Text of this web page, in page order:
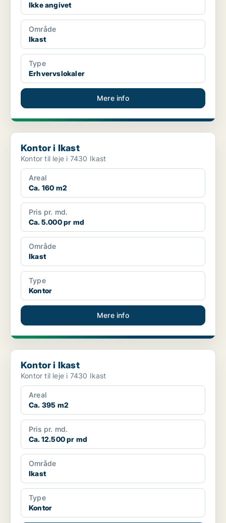
Ikke angivet
Område
Ikast
Type
Erhvervslokaler
Mere info
Kontor i Ikast
Kontor i Ikast
Kontor til leje i 7430 Ikast
Areal
Ca. 160 m2
Pris pr. md.
Ca. 5.000 pr md
Område
Ikast
Type
Kontor
Mere info
Kontor i Ikast
Kontor i Ikast
Kontor til leje i 7430 Ikast
Areal
Ca. 395 m2
Pris pr. md.
Ca. 12.500 pr md
Område
Ikast
Type
Kontor